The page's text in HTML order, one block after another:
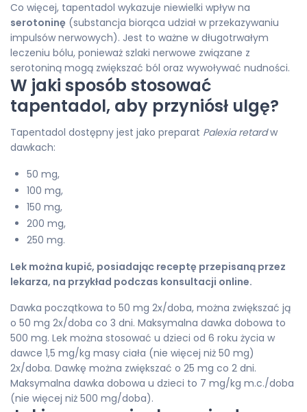
Co więcej, tapentadol wykazuje niewielki wpływ na
serotoninę (substancja biorąca udział w przekazywaniu
impulsów nerwowych). Jest to ważne w długotrwałym
leczeniu bólu, ponieważ szlaki nerwowe związane z
serotoniną mogą zwiększać ból oraz wywoływać nudności.
W jaki sposób stosować
tapentadol, aby przyniósł ulgę?
Tapentadol dostępny jest jako preparat Palexia retardw
dawkach:
50 mg,
100 mg,
150 mg,
200 mg,
250 mg.
Lek można kupić, posiadając receptę przepisaną przez
lekarza, na przykład podczas konsultacji online.
Dawka początkowa to 50 mg 2x/doba, można zwiększać ją
o 50 mg 2x/doba co 3 dni. Maksymalna dawka dobowa to
500 mg. Lek można stosować u dzieci od 6 roku życia w
dawce 1,5 mg/kg masy ciała (nie więcej niż 50 mg)
2x/doba. Dawkę można zwiększać o 25 mg co 2 dni.
Maksymalna dawka dobowa u dzieci to 7 mg/kg m.c./doba
(nie więcej niż 500 mg/doba).